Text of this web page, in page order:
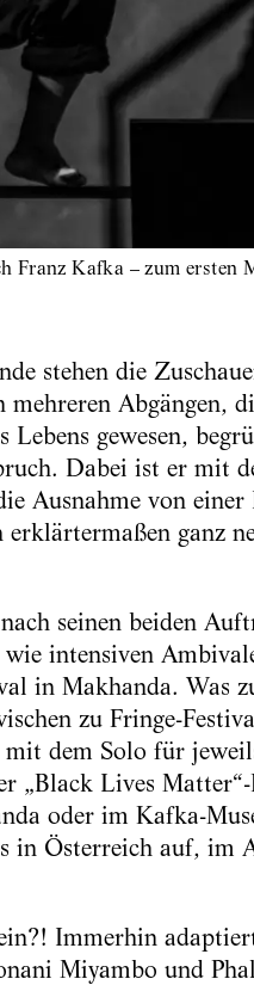
Franz Kafka – zum ersten
stehen die
Abgängen,
Lebens gewesen,
Dabei ist er mit
Ausnahme von einer
ganz
seinen beiden
intensiven
in Makhanda. Was
zu Fringe-
dem Solo für
Lives Matter“-
oder im Kafka-
in Österreich auf, im
Immerhin
Miyambo und